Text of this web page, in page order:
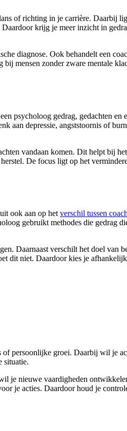
of richting in je carrière. Daarbij
krijg je meer inzicht in
diagnose. Ook behandelt een
mensen zonder zware mentale
psycholoog gedrag, gedachten en
aan depressie, angststoornis of
vandaan komen. Dit helpt bij
De focus ligt op het
ook aan op het verschil tussen
gebruikt methodes die gedrag
Daarnaast verschilt het doel van
dit niet. Daardoor kies je
persoonlijke groei. Daarbij wil je
situatie.
je nieuwe vaardigheden
je acties. Daardoor houd je